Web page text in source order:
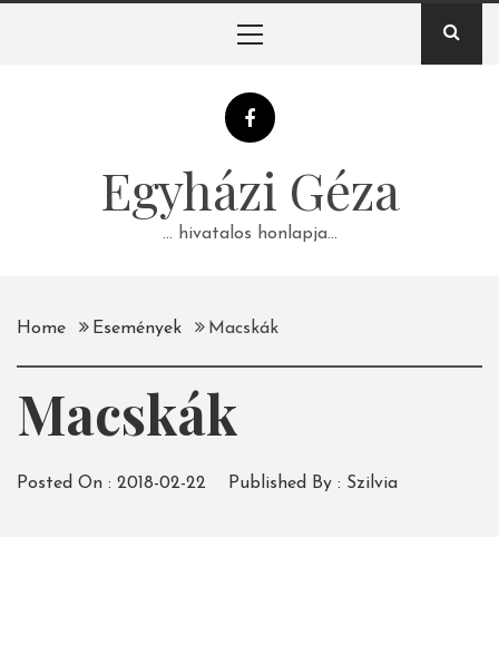
Egyházi Géza
… hivatalos honlapja…
Home Események Macskák
Macskák
Posted On : 2018-02-22 Published By : Szilvia